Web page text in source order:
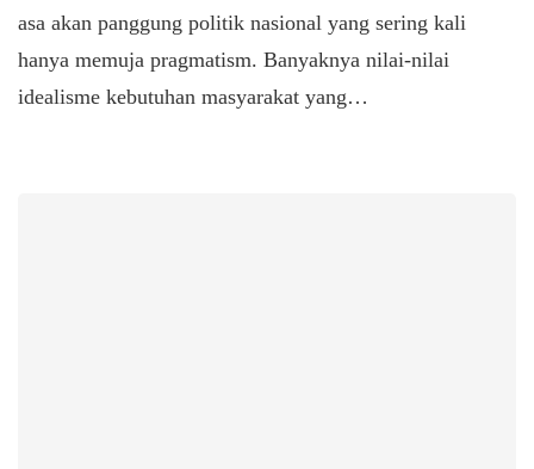
asa akan panggung politik nasional yang sering kali
hanya memuja pragmatism. Banyaknya nilai-nilai
idealisme kebutuhan masyarakat yang…